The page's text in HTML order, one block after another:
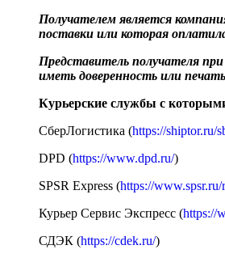
Получателем является
поставки или которая
Представитель получателя
иметь доверенность или
Курьерские службы с
СберЛогистика (https://shiptor.ru/
DPD (https://www.dpd.ru/)
SPSR Express (https://www.spsr.ru/
Курьер Сервис Экспресс (https://
СДЭК (https://cdek.ru/)